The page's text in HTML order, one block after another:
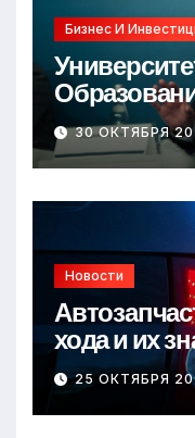
Бизнес И
30 ОКТЯБРЯ
Новости
хода и их
25 ОКТЯБРЯ